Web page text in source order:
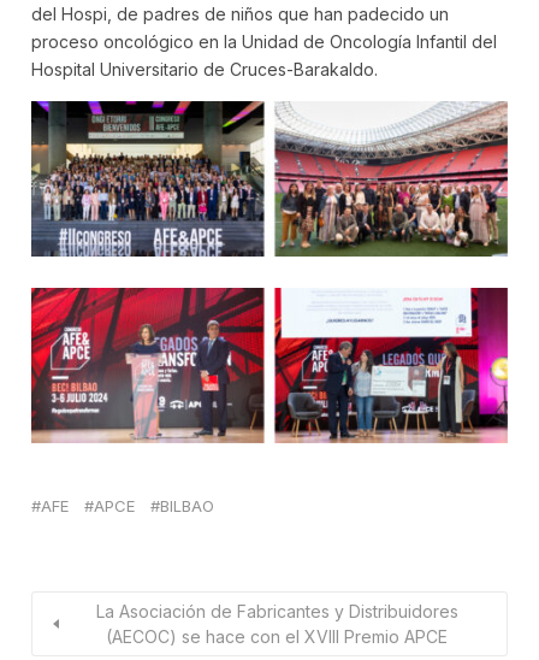
del Hospi, de padres de niños que han padecido un
proceso oncológico en la Unidad de Oncología Infantil del
Hospital Universitario de Cruces-Barakaldo.
AFE APCE BILBAO
La Asociación de Fabricantes y Distribuidores
(AECOC) se hace con el XVIII Premio APCE